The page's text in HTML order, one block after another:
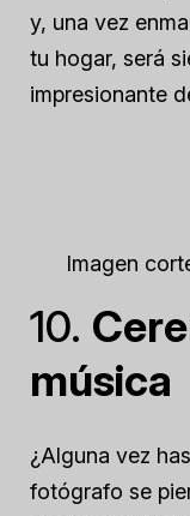
y, una vez
tu hogar, será
impresionante
Imagen
10.
música
¿Alguna vez
fotógrafo se